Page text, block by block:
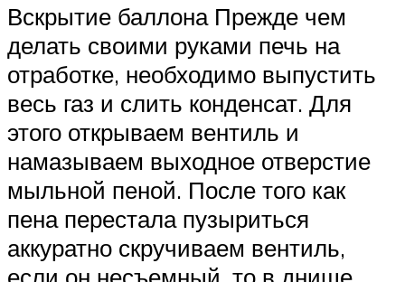
Вскрытие баллона Прежде чем
делать своими руками печь на
отработке, необходимо выпустить
весь газ и слить конденсат. Для
этого открываем вентиль и
намазываем выходное отверстие
мыльной пеной. После того как
пена перестала пузыриться
аккуратно скручиваем вентиль,
если он несъемный, то в днище